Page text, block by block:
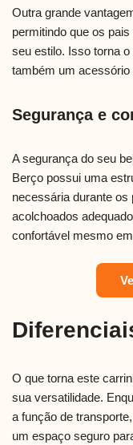
Outra grande
permitindo que os
seu estilo. Isso torna
também um acessório
Segurança e
A segurança do seu
Berço possui uma
necessária durante
acolchoados
confortável mesmo
O que torna este
sua versatilidade.
a função de
um espaço seguro